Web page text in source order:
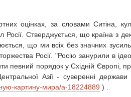
оцінках, за словами Ситіна,
Росії. Стверджується, що країна з
що ми всіх без значних
Росії. "Росію занурили в
певний порядок у Східній Європі,
Азії - суверенні держави
картину-мира/a-18224889 ) .